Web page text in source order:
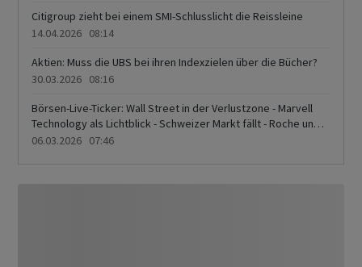
Citigroup zieht bei einem SMI-Schlusslicht die Reissleine
14.04.2026 08:14
Aktien: Muss die UBS bei ihren Indexzielen über die Bücher?
30.03.2026 08:16
Börsen-Live-Ticker: Wall Street in der Verlustzone - Marvell
Technology als Lichtblick - Schweizer Markt fällt - Roche und
Novartis im Minus - Nestlé knapp positiv
06.03.2026 07:46